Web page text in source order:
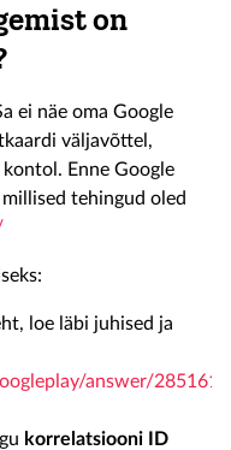
on
ei näe oma Google
väljavõttel,
Enne Google
tehingud oled
loe läbi juhised ja
answer/2851610
korrelatsiooni ID